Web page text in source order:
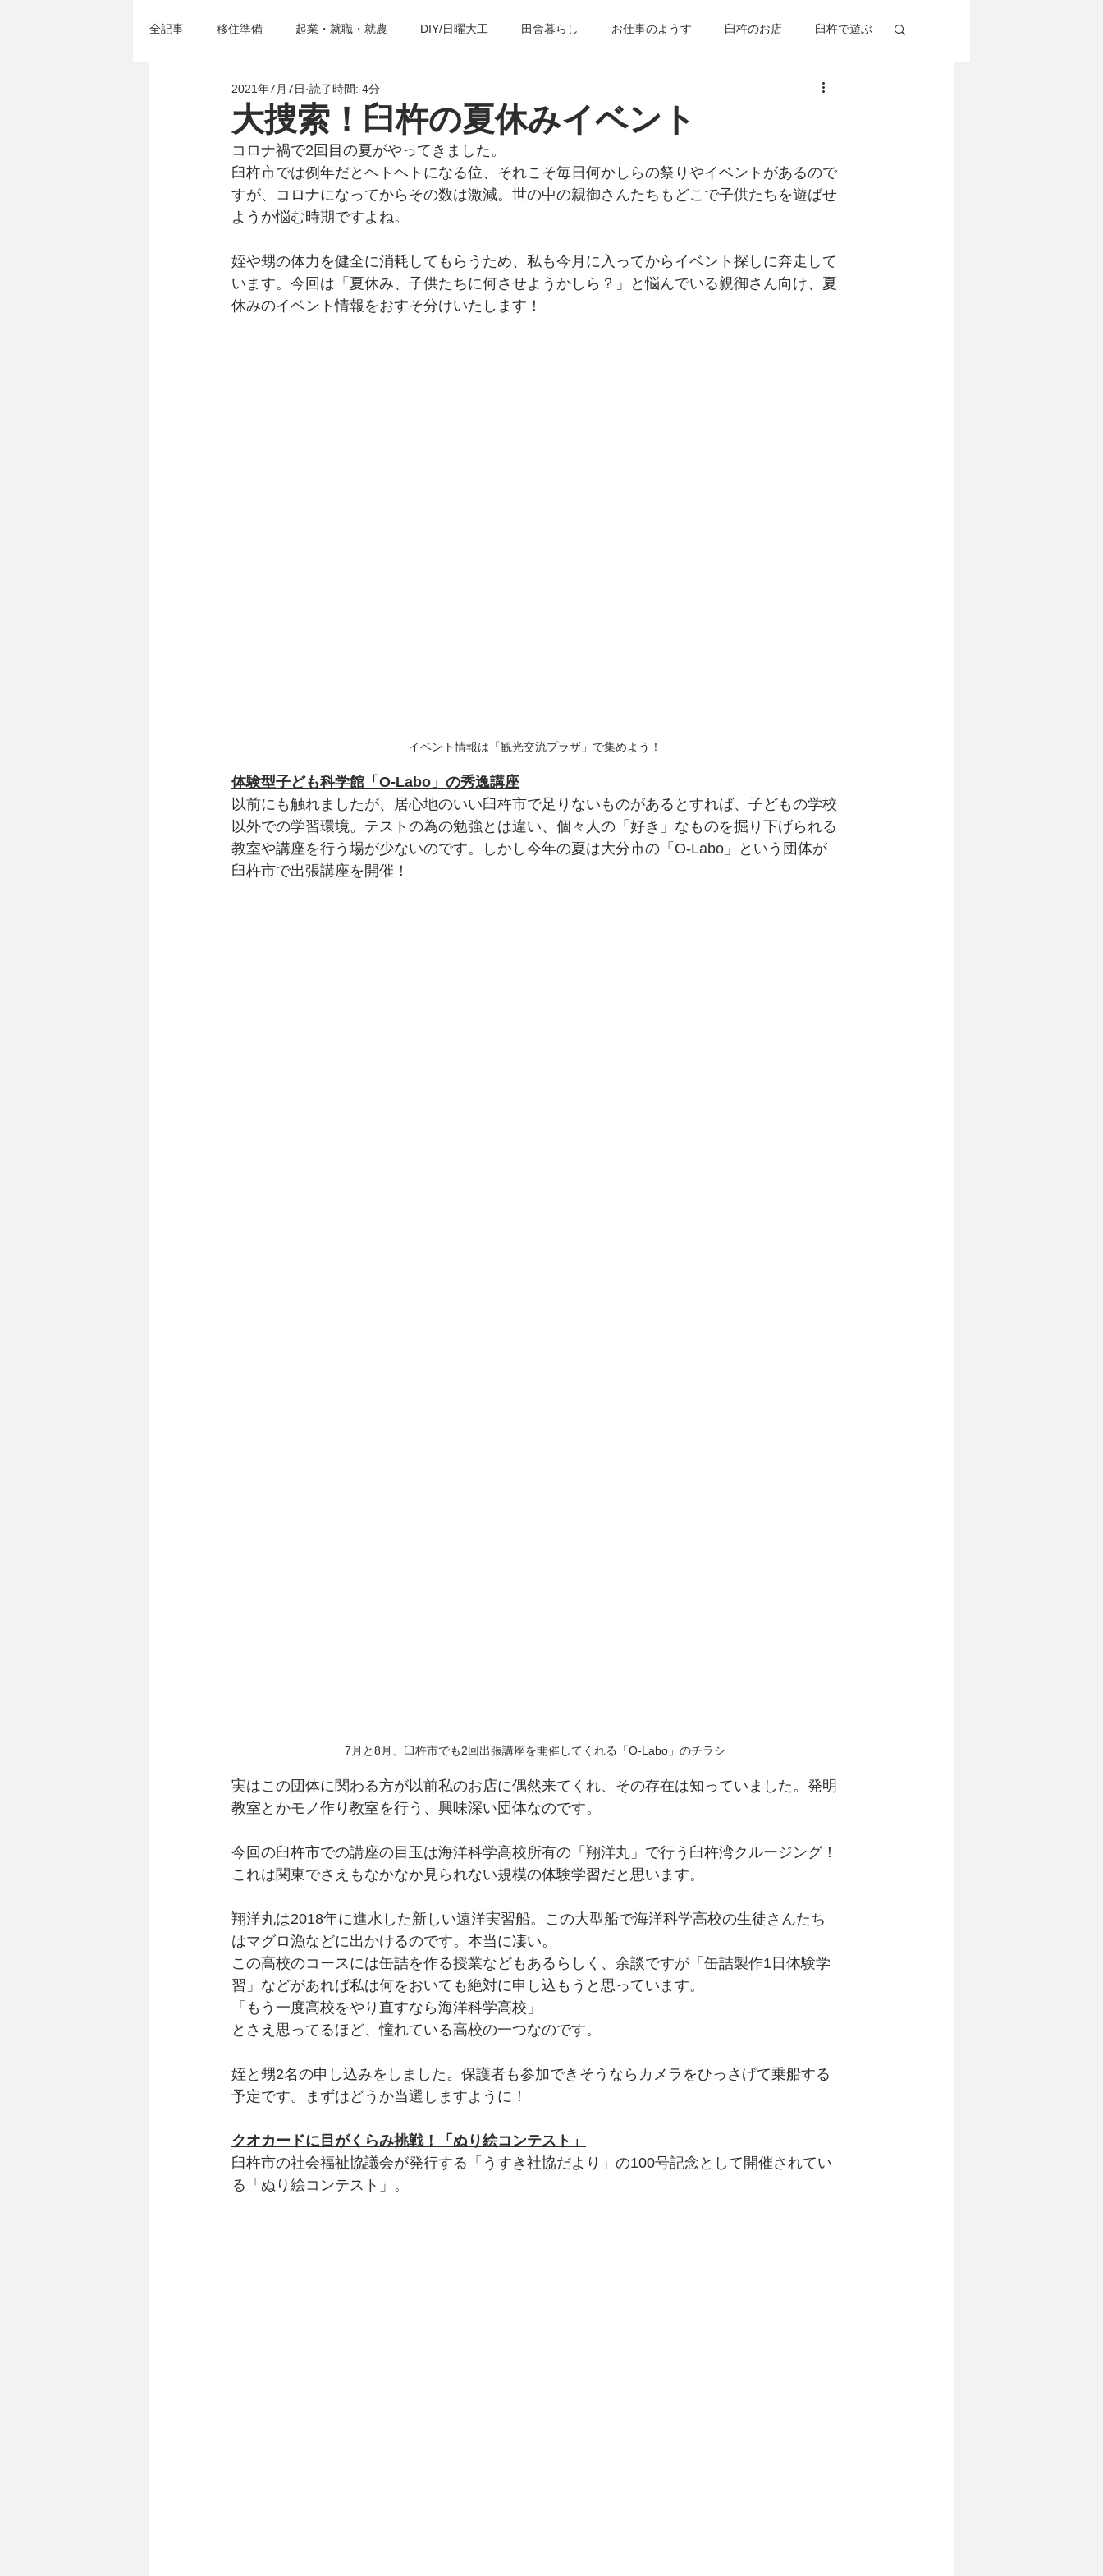
全記事 移住準備 起業・就職・就農 DIY/日曜大工 田舎暮らし お仕事のようす 臼杵のお店 臼杵で遊ぶ
移住セミナー＆イベント 臼杵の歴史・建築物 グルメ
大捜索！臼杵の夏休みイベント
2021年7月7日 読了時間: 4分
コロナ禍で2回目の夏がやってきました。
臼杵市では例年だとヘトヘトになる位、それこそ毎日何かしらの祭りやイベントがあるので
すが、コロナになってからその数は激減。世の中の親御さんたちもどこで子供たちを遊ばせ
ようか悩む時期ですよね。
姪や甥の体力を健全に消耗してもらうため、私も今月に入ってからイベント探しに奔走して
います。今回は「夏休み、子供たちに何させようかしら？」と悩んでいる親御さん向け、夏
休みのイベント情報をおすそ分けいたします！
イベント情報は「観光交流プラザ」で集めよう！
体験型子ども科学館「O-Labo」の秀逸講座
以前にも触れましたが、居心地のいい臼杵市で足りないものがあるとすれば、子どもの学校
以外での学習環境。テストの為の勉強とは違い、個々人の「好き」なものを掘り下げられる
教室や講座を行う場が少ないのです。しかし今年の夏は大分市の「O-Labo」という団体が
臼杵市で出張講座を開催！
7月と8月、臼杵市でも2回出張講座を開催してくれる「O-Labo」のチラシ
実はこの団体に関わる方が以前私のお店に偶然来てくれ、その存在は知っていました。発明
教室とかモノ作り教室を行う、興味深い団体なのです。
今回の臼杵市での講座の目玉は海洋科学高校所有の「翔洋丸」で行う臼杵湾クルージング！
これは関東でさえもなかなか見られない規模の体験学習だと思います。
翔洋丸は2018年に進水した新しい遠洋実習船。この大型船で海洋科学高校の生徒さんたち
はマグロ漁などに出かけるのです。本当に凄い。
この高校のコースには缶詰を作る授業などもあるらしく、余談ですが「缶詰製作1日体験学
習」などがあれば私は何をおいても絶対に申し込もうと思っています。
「もう一度高校をやり直すなら海洋科学高校」
とさえ思ってるほど、憧れている高校の一つなのです。
姪と甥2名の申し込みをしました。保護者も参加できそうならカメラをひっさげて乗船する
予定です。まずはどうか当選しますように！
クオカードに目がくらみ挑戦！「ぬり絵コンテスト」
臼杵市の社会福祉協議会が発行する「うすき社協だより」の100号記念として開催されてい
る「ぬり絵コンテスト」。